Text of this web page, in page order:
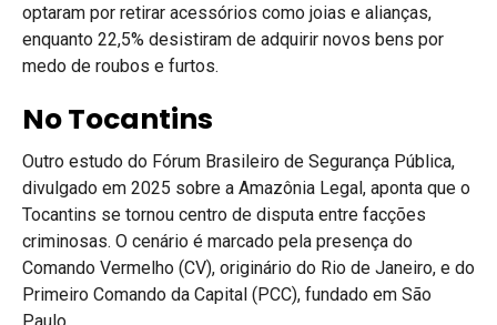
optaram por retirar acessórios como joias e alianças,
enquanto 22,5% desistiram de adquirir novos bens por
medo de roubos e furtos.
No Tocantins
Outro estudo do Fórum Brasileiro de Segurança Pública,
divulgado em 2025 sobre a Amazônia Legal, aponta que o
Tocantins se tornou centro de disputa entre facções
criminosas. O cenário é marcado pela presença do
Comando Vermelho (CV), originário do Rio de Janeiro, e do
Primeiro Comando da Capital (PCC), fundado em São
Paulo.